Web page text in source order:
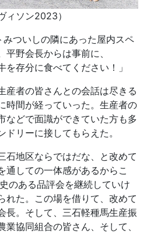
ィソン2023）
ついしの隣にあった屋内スペ
野会長からは事前に、
を存分に食べてください！」
産者の皆さんとの会話は尽きる
時間が経っていった。生産者の
などで面識ができていた方も多
ドリーに接してもらえた。
石地区ならではだな、と改めて
通しての一体感があるからこ
のある品評会を継続していけ
れた。この場を借りて、改めて
長。そして、三石軽種馬生産振
協同組合の皆さん、そして、